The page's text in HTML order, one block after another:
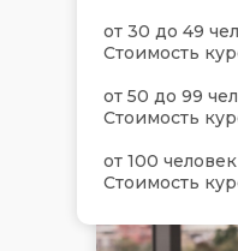
от 30 до 49
Стоимость
от 50 до 99
Стоимость
от 100 человек
Стоимость